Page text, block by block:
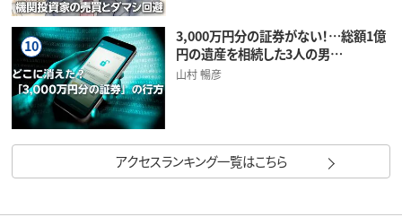
10
3,000万円分の証券がない！…総額1億
円の遺産を相続した3人の男…
山村 暢彦
アクセスランキング一覧はこちら